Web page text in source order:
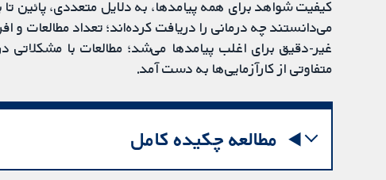
کیفیت شواهد برای همه پیامدها، به دلایل متعددی، پائین تا
می‌دانستند چه درمانی را دریافت کرده‌اند؛ تعداد مطالعات و
غیر-دقیق برای اغلب پیامدها می‌شد؛ مطالعات با مشکلاتی
متفاوتی از کارآزمایی‌ها به دست آمد.
مطالعه چکیده کامل